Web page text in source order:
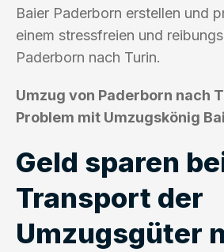
Baier Paderborn erstellen und
einem stressfreien und
Paderborn nach Turin.
Umzug von Paderborn nach
Problem mit Umzugskönig
Geld sparen
Transport der
Umzugsgüter